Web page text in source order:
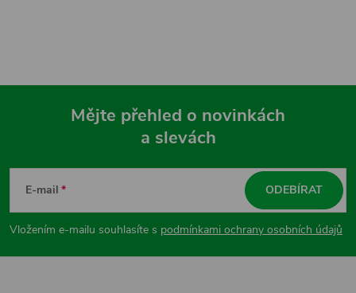
p
a
Mějte přehled o novinkách
a slevách
E-mail
Vložením e-mailu souhlasíte s podmínkami ochrany osobních údajů
ODEBÍRAT